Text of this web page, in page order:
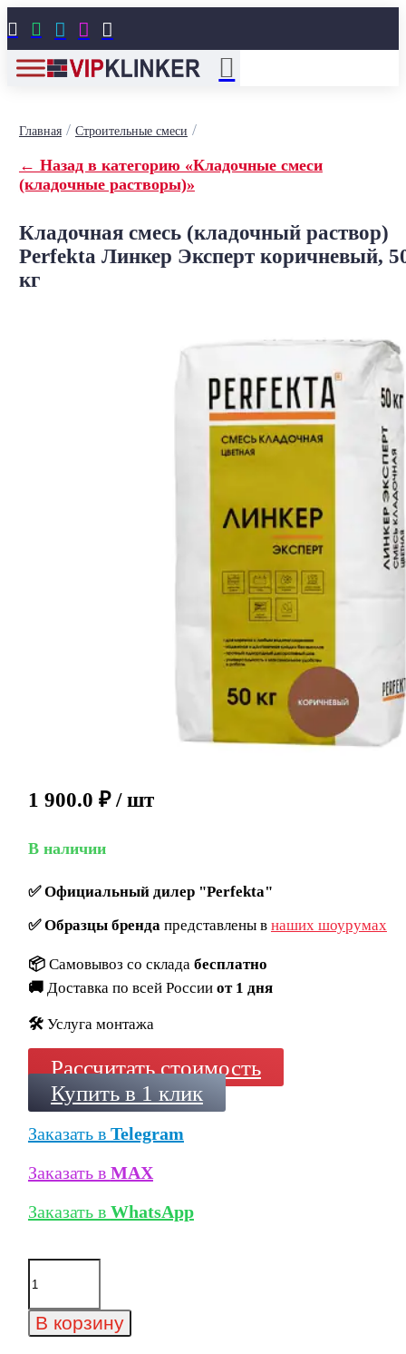
    
Главная/ Строительные смеси /
← Назад в категорию «Кладочные смеси
(кладочные растворы)»
Кладочная смесь (кладочный раствор)
Perfekta Линкер Эксперт коричневый,
кг
1 900.0 ₽ / шт
В наличии
✅Официальный дилер "Perfekta"
✅Образцы брендапредставлены в наших шоурумах
📦 Самовывоз со склада бесплатно
🚚 Доставка по всей России от 1 дня
🛠️ Услуга монтажа
Рассчитать стоимость
Купить в 1 клик
Заказать в Telegram
Заказать в MAX
Заказать в WhatsApp
Количество
товара
смесь
(кладочный
В корзину